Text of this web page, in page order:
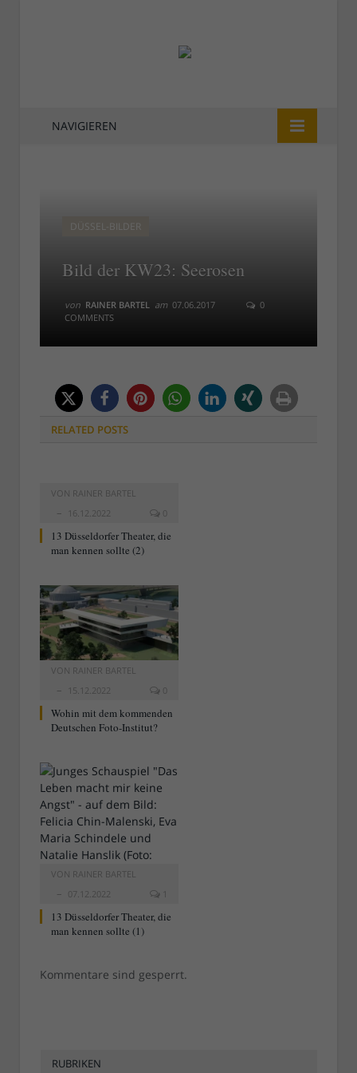
NAVIGIEREN
DÜSSEL-BILDER
Bild der KW23: Seerosen
von RAINER BARTEL am 07.06.2017
0
COMMENTS
RELATED POSTS
VON RAINER BARTEL
16.12.2022
0
13 Düsseldorfer Theater, die
man kennen sollte (2)
VON RAINER BARTEL
15.12.2022
0
Wohin mit dem kommenden
Deutschen Foto-Institut?
VON RAINER BARTEL
07.12.2022
1
13 Düsseldorfer Theater, die
man kennen sollte (1)
Kommentare sind gesperrt.
RUBRIKEN